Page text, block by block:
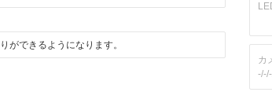
ができるようになります。
カ